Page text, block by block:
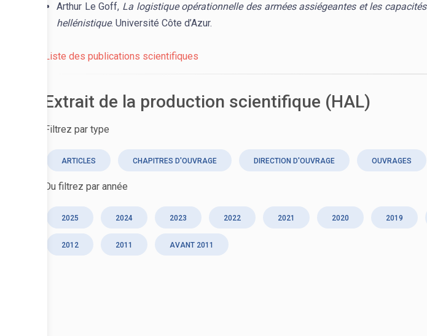
Arthur Le Goff, La logistique opérationnelle des armées assiégeantes et les
hellénistique. Université Côte d’Azur.
Liste des publications scientifiques
Extrait de la production scientifique (HAL)
Filtrez par type
ARTICLES CHAPITRES D'OUVRAGE DIRECTION D'OUVRAGE OUVRAGES
Ou filtrez par année
2025 2024 2023 2022 2021 2020 2019
2012 2011 AVANT 2011